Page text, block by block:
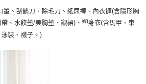
罩、刮鬍刀、除毛刀、紙尿褲、內衣褲(含隱形胸
、水餃墊/美胸墊、襯裙)、塑身衣(含馬甲、束
裝、襪子。)